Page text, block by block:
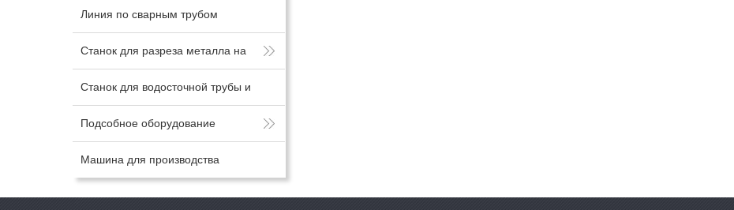
Линия по сварным трубом
Станок для разреза металла на
штрипс
Станок для водосточной трубы и
станок для трубы загиба и обжима
Подсобное оборудование
Машина для производства
рулонных профилей